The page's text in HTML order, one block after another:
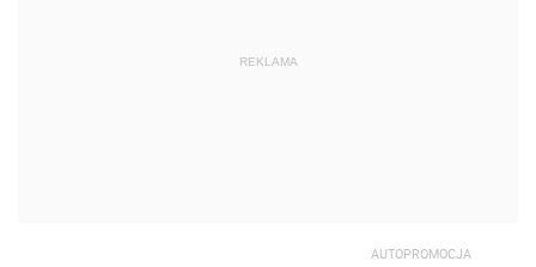
REKLAMA
AUTOPROMOCJA